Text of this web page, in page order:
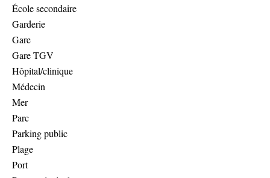
École secondaire
Garderie
Gare
Gare TGV
Hôpital/clinique
Médecin
Mer
Parc
Parking public
Plage
Port